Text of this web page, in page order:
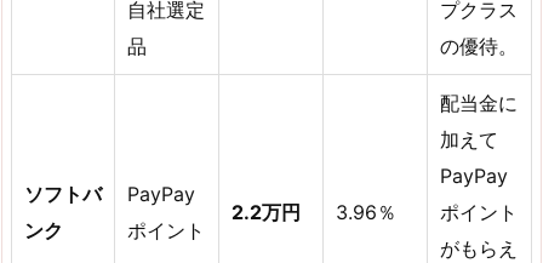
自社選定
品
プクラス
の優待。
ソフトバ
ンク
PayPay
ポイント
2.2万円 3.96％
配当金に
加えて
PayPay
ポイント
がもらえ